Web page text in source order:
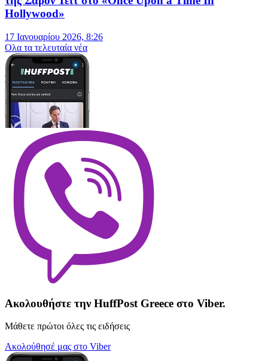
Hollywood»
17 Ιανουαρίου 2026, 8:26
Oλα τα τελευταία νέα
Ακολουθήστε την HuffPost Greece στο Viber.
Μάθετε πρώτοι όλες τις ειδήσεις
Ακολούθησέ μας στο Viber